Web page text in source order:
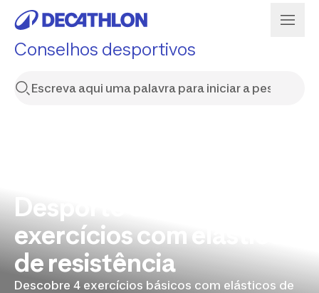
Conselhos desportivos
Desporto em casa: 4
exercícios com elásticos
de resistência
Descobre 4 exercícios básicos com elásticos de